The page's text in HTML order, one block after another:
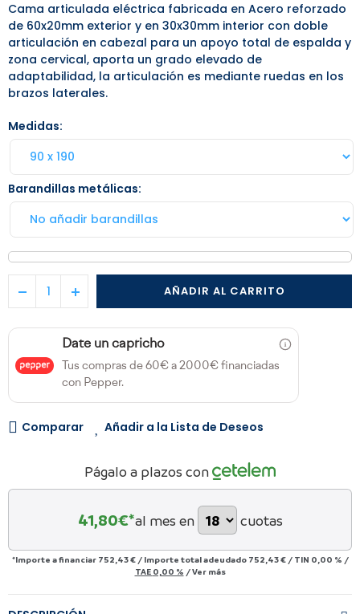
Cama articulada eléctrica fabricada en Acero reforzado
de 60x20mm exterior y en 30x30mm interior con doble
articulación en cabezal para un apoyo total de espalda y
zona cervical, aporta un grado elevado de
adaptabilidad, la articulación es mediante ruedas en los
brazos laterales.
Medidas
Barandillas metálicas
AÑADIR AL CARRITO
Date un capricho
Tus compras de 60€ a 2000€ financiadas
con Pepper.
Comparar Añadir a la Lista de Deseos
Págalo a plazos con
41,80€*al mes en cuotas
*Importe a financiar 752,43 € / Importe total adeudado 752,43 €/ TIN 0,00 % /
TAE 0,00 % /Ver más